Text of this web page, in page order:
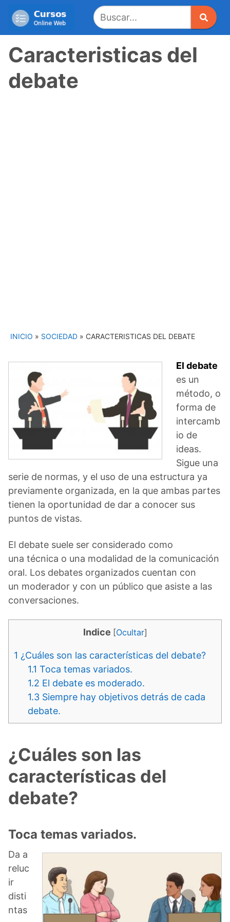
Caracteristicas del
debate
INICIO » SOCIEDAD » CARACTERISTICAS DEL DEBATE
El debate
es un
método, o
forma de
intercamb
io de
ideas.
Sigue una
serie de normas, y el uso de una estructura ya
previamente organizada, en la que ambas partes
tienen la oportunidad de dar a conocer sus
puntos de vistas.
El debate suele ser considerado como
una técnica o una modalidad de la comunicación
oral. Los debates organizados cuentan con
un moderador y con un público que asiste a las
conversaciones.
Indice [Ocultar]
1 ¿Cuáles son las características del debate?
1.1 Toca temas variados.
1.2 El debate es moderado.
1.3 Siempre hay objetivos detrás de cada
debate.
¿Cuáles son las
características del
debate?
Toca temas variados.
Da a
reluc
ir
disti
ntas